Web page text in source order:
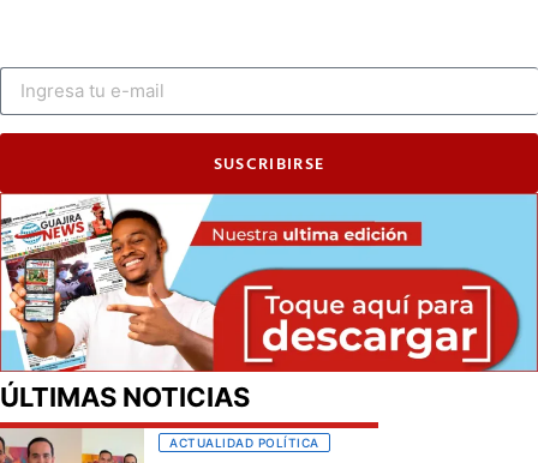
SUSCRIBIRSE
ÚLTIMAS NOTICIAS
ACTUALIDAD POLÍTICA